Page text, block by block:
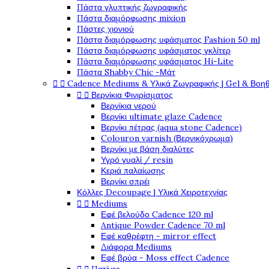
Πάστα γλυπτικής ζωγραφικής
Πάστα διαμόρφωσης mixion
Πάστες χιονιού
Πάστα διαμόρφωσης υφάσματος Fashion 50 ml
Πάστα διαμόρφωσης υφάσματος γκλίτερ
Πάστα διαμόρφωσης υφάσματος Hi-Lite
Πάστα Shabby Chic -Μάτ
  Cadence Mediums & Υλικά Ζωγραφικής | Gel &
  Βερνίκια Φινιρίσματος
Βερνίκια νερού
Βερνίκι ultimate glaze Cadence
Βερνίκι πέτρας (aqua stone Cadence)
Colouron varnish (Βερνικόχρωμα)
Βερνίκι με βάση διαλύτες
Υγρό γυαλί / resin
Κεριά παλαίωσης
Βερνίκι σπρέι
Κόλλες Decoupage | Υλικά Χειροτεχνίας
  Mediums
Εφέ βελούδο Cadence 120 ml
Antique Powder Cadence 70 ml
Εφέ καθρέφτη - mirror effect
Διάφορα Mediums
Εφέ βρύα - Moss effect Cadence